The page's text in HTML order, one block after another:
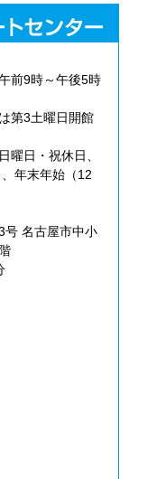
前9時～午後5時
第3土曜日開館
曜日・祝休日、
年末年始（12
号 名古屋市中小